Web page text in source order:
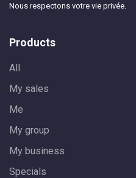
Nous respectons votre vie privée.
Products
All
My sales
Me
My group
My business
Specials